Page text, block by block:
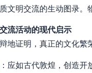
文明交流的生动图录。
流活动的现代启示
地证明，真正的文化繁
：应如古代敦煌，创造